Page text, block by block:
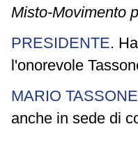
Misto-Movimento
PRESIDENTE.
l'onorevole
MARIO TASSONE
anche in sede di